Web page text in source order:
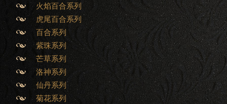
火焰百合系列
虎尾百合系列
百合系列
紫珠系列
芒草系列
洛神系列
仙丹系列
菊花系列